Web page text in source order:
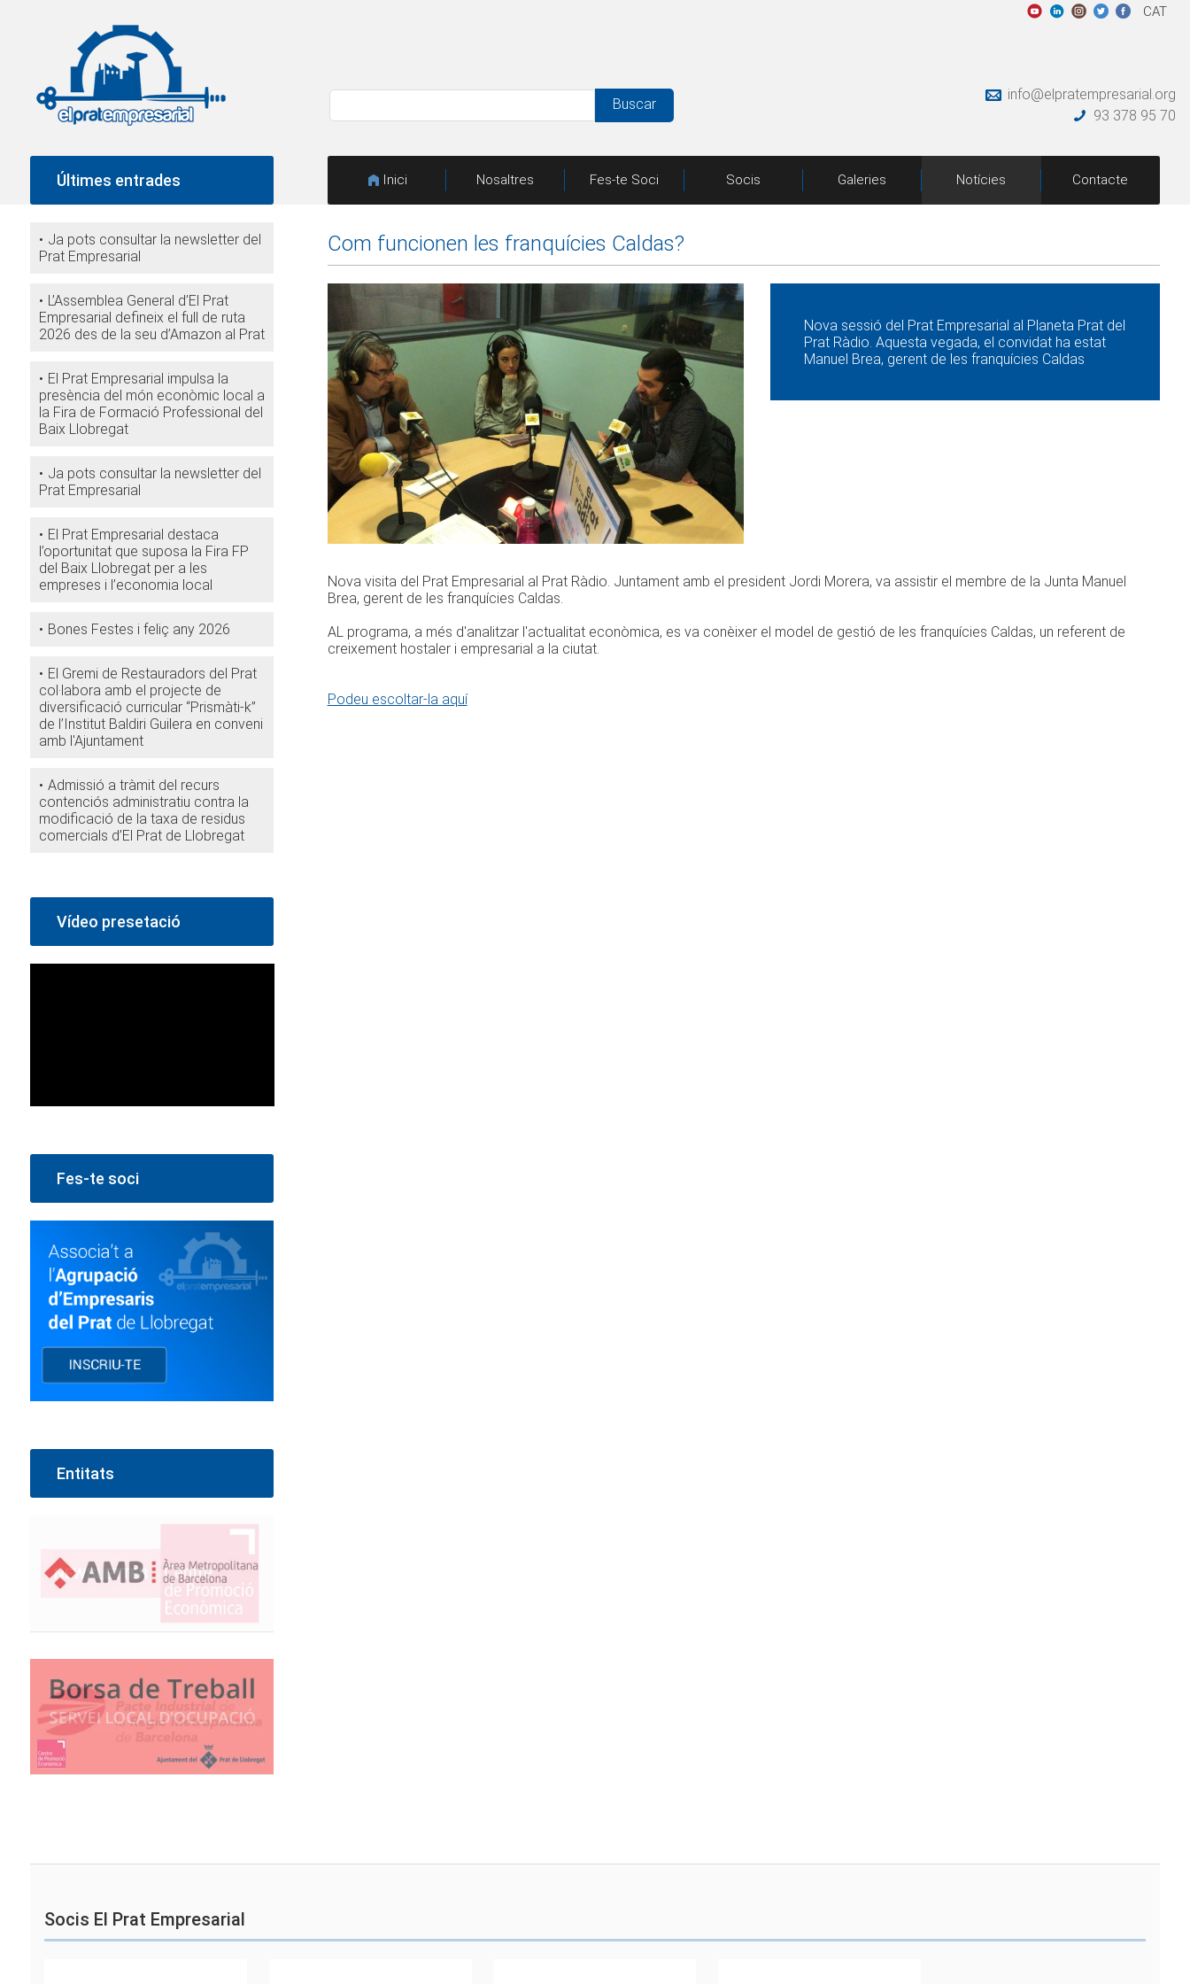
CAT
Buscar
info@elpratempresarial.org
93 378 95 70
Últimes entrades
Ja pots consultar la newsletter del
Prat Empresarial
L’Assemblea General d’El Prat
Empresarial defineix el full de ruta
2026 des de la seu d’Amazon al Prat
El Prat Empresarial impulsa la
presència del món econòmic local a
la Fira de Formació Professional del
Baix Llobregat
Ja pots consultar la newsletter del
Prat Empresarial
El Prat Empresarial destaca
l’oportunitat que suposa la Fira FP
del Baix Llobregat per a les
empreses i l’economia local
Bones Festes i feliç any 2026
El Gremi de Restauradors del Prat
col·labora amb el projecte de
diversificació curricular “Prismàti-k”
de l’Institut Baldiri Guilera en conveni
amb l'Ajuntament
Admissió a tràmit del recurs
contenciós administratiu contra la
modificació de la taxa de residus
comercials d’El Prat de Llobregat
Vídeo presetació
Fes-te soci
Entitats
Inici Nosaltres Fes-te Soci Socis Galeries Notícies Contacte
Com funcionen les franquícies Caldas?
Nova sessió del Prat Empresarial al Planeta Prat del
Prat Ràdio. Aquesta vegada, el convidat ha estat
Manuel Brea, gerent de les franquícies Caldas
Nova visita del Prat Empresarial al Prat Ràdio. Juntament amb el president Jordi Morera, va assistir el membre de la Junta Manuel
Brea, gerent de les franquícies Caldas.
AL programa, a més d'analitzar l'actualitat econòmica, es va conèixer el model de gestió de les franquícies Caldas, un referent de
creixement hostaler i empresarial a la ciutat.
Podeu escoltar-la aquí
Socis El Prat Empresarial